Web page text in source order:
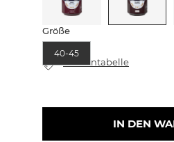
Größe
40-45
Größentabelle
IN DEN